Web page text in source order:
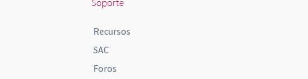
Recursos
SAC
Foros